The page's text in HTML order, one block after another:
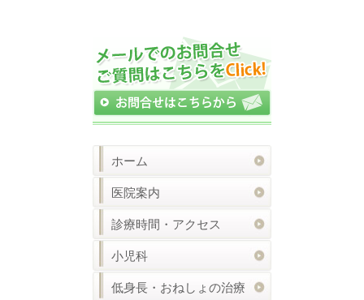
ホーム
医院案内
診療時間・アクセス
小児科
低身長・おねしょの治療